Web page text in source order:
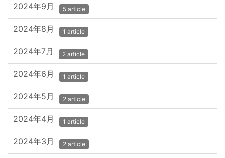
2024年9月 5 article
2024年8月 1 article
2024年7月 2 article
2024年6月 1 article
2024年5月 2 article
2024年4月 1 article
2024年3月 2 article